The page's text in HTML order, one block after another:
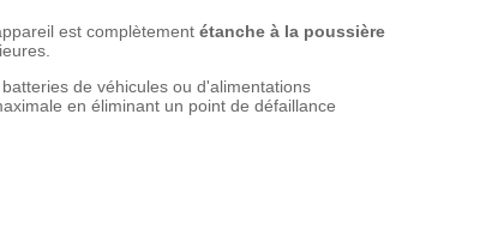
est complètement étanche à la poussière
de véhicules ou d'alimentations
en éliminant un point de défaillance